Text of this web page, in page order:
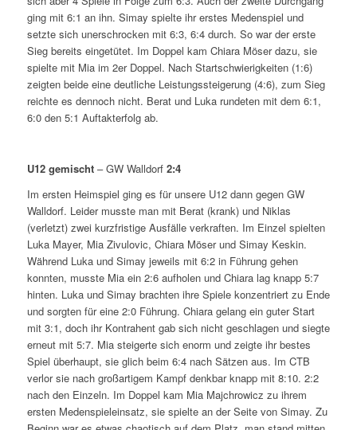
ging mit 6:1 an ihn. Simay spielte ihr erstes Medenspiel und
setzte sich unerschrocken mit 6:3, 6:4 durch. So war der erste
Sieg bereits eingetütet. Im Doppel kam Chiara Möser dazu, sie
spielte mit Mia im 2er Doppel. Nach Startschwierigkeiten (1:6)
zeigten beide eine deutliche Leistungssteigerung (4:6), zum Sieg
reichte es dennoch nicht. Berat und Luka rundeten mit dem 6:1,
6:0 den 5:1 Auftakterfolg ab.
U12 gemischt – GW Walldorf 2:4
Im ersten Heimspiel ging es für unsere U12 dann gegen GW
Walldorf. Leider musste man mit Berat (krank) und Niklas
(verletzt) zwei kurzfristige Ausfälle verkraften. Im Einzel spielten
Luka Mayer, Mia Zivulovic, Chiara Möser und Simay Keskin.
Während Luka und Simay jeweils mit 6:2 in Führung gehen
konnten, musste Mia ein 2:6 aufholen und Chiara lag knapp 5:7
hinten. Luka und Simay brachten ihre Spiele konzentriert zu Ende
und sorgten für eine 2:0 Führung. Chiara gelang ein guter Start
mit 3:1, doch ihr Kontrahent gab sich nicht geschlagen und siegte
erneut mit 5:7. Mia steigerte sich enorm und zeigte ihr bestes
Spiel überhaupt, sie glich beim 6:4 nach Sätzen aus. Im CTB
verlor sie nach großartigem Kampf denkbar knapp mit 8:10. 2:2
nach den Einzeln. Im Doppel kam Mia Majchrowicz zu ihrem
ersten Medenspieleinsatz, sie spielte an der Seite von Simay. Zu